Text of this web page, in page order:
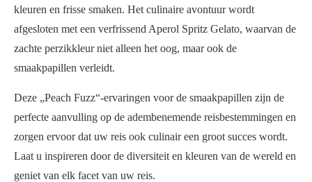
kleuren en frisse smaken. Het culinaire avontuur wordt
afgesloten met een verfrissend Aperol Spritz Gelato, waarvan de
zachte perzikkleur niet alleen het oog, maar ook de
smaakpapillen verleidt.
Deze „Peach Fuzz“-ervaringen voor de smaakpapillen zijn de
perfecte aanvulling op de adembenemende reisbestemmingen en
zorgen ervoor dat uw reis ook culinair een groot succes wordt.
Laat u inspireren door de diversiteit en kleuren van de wereld en
geniet van elk facet van uw reis.